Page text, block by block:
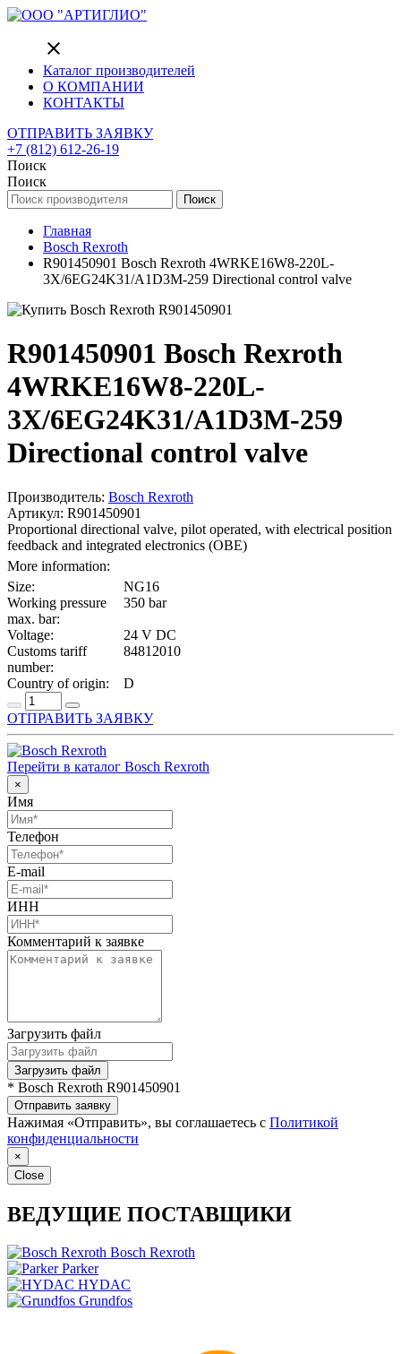
close
Каталог производителей
О КОМПАНИИ
КОНТАКТЫ
ОТПРАВИТЬ ЗАЯВКУ
+7 (812) 612-26-19
Поиск
Поиск
Поиск
Главная
Bosch Rexroth
R901450901 Bosch Rexroth 4WRKE16W8-220L-
3X/6EG24K31/A1D3M-259 Directional control valve
R901450901 Bosch Rexroth
4WRKE16W8-220L-
3X/6EG24K31/A1D3M-259
Directional control valve
Производитель: Bosch Rexroth
Артикул: R901450901
Proportional directional valve, pilot operated, with electrical position
feedback and integrated electronics (OBE)
More information:
Size:
NG16
Working pressure
max. bar:
350 bar
Voltage:
24 V DC
Customs tariff
number:
84812010
Country of origin: D
ОТПРАВИТЬ ЗАЯВКУ
Перейти в каталог Bosch Rexroth
×
Имя
Телефон
E-mail
ИНН
Комментарий к заявке
Загрузить файл
Загрузить файл
* Bosch Rexroth R901450901
Отправить заявку
Нажимая «Отправить», вы соглашаетесь с Политикой
конфиденциальности
×
Close
ВЕДУЩИЕ ПОСТАВЩИКИ
Bosch Rexroth
Parker
HYDAC
Grundfos